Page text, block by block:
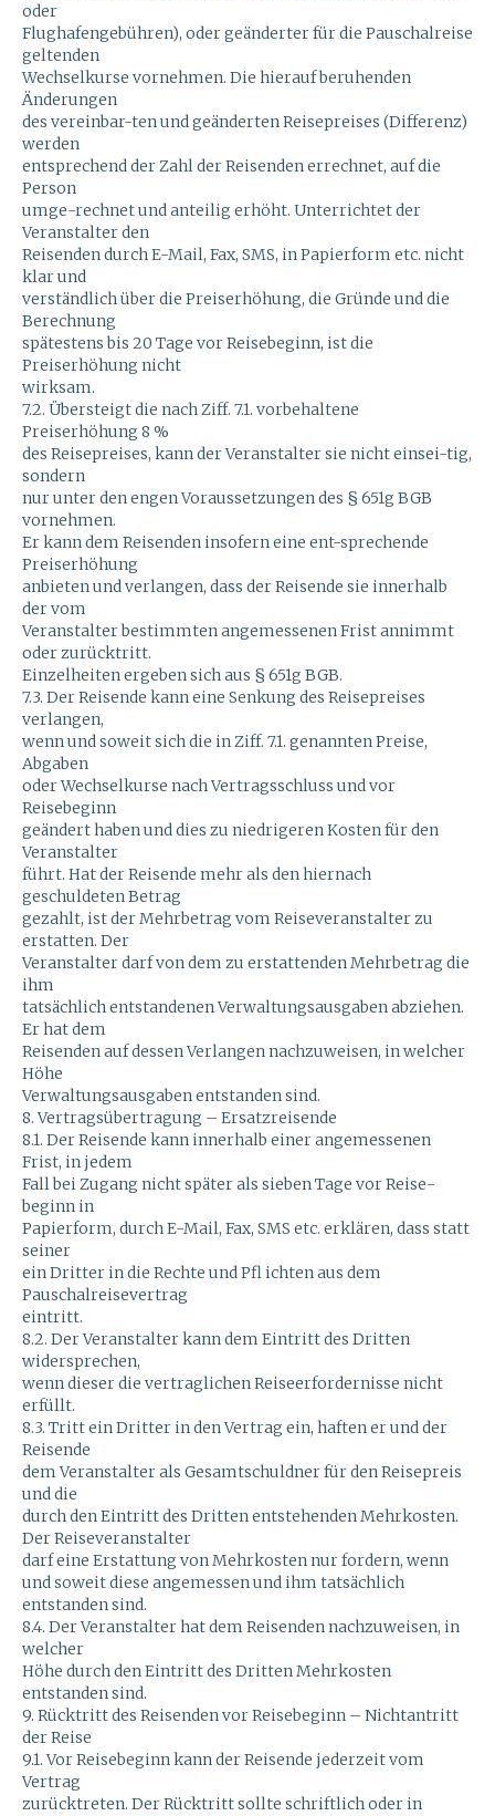
oder
Flughafengebühren), oder geänderter für die Pauschalreise
geltenden
Wechselkurse vornehmen. Die hierauf beruhenden
Änderungen
des vereinbar-ten und geänderten Reisepreises (Differenz)
werden
entsprechend der Zahl der Reisenden errechnet, auf die
Person
umge-rechnet und anteilig erhöht. Unterrichtet der
Veranstalter den
Reisenden durch E-Mail, Fax, SMS, in Papierform etc. nicht
klar und
verständlich über die Preiserhöhung, die Gründe und die
Berechnung
spätestens bis 20 Tage vor Reisebeginn, ist die
Preiserhöhung nicht
wirksam.
7.2. Übersteigt die nach Ziff. 7.1. vorbehaltene
Preiserhöhung 8 %
des Reisepreises, kann der Veranstalter sie nicht einsei-tig,
sondern
nur unter den engen Voraussetzungen des § 651g BGB
vornehmen.
Er kann dem Reisenden insofern eine ent-sprechende
Preiserhöhung
anbieten und verlangen, dass der Reisende sie innerhalb
der vom
Veranstalter bestimmten angemessenen Frist annimmt
oder zurücktritt.
Einzelheiten ergeben sich aus § 651g BGB.
7.3. Der Reisende kann eine Senkung des Reisepreises
verlangen,
wenn und soweit sich die in Ziff. 7.1. genannten Preise,
Abgaben
oder Wechselkurse nach Vertragsschluss und vor
Reisebeginn
geändert haben und dies zu niedrigeren Kosten für den
Veranstalter
führt. Hat der Reisende mehr als den hiernach
geschuldeten Betrag
gezahlt, ist der Mehrbetrag vom Reiseveranstalter zu
erstatten. Der
Veranstalter darf von dem zu erstattenden Mehrbetrag die
ihm
tatsächlich entstandenen Verwaltungsausgaben abziehen.
Er hat dem
Reisenden auf dessen Verlangen nachzuweisen, in welcher
Höhe
Verwaltungsausgaben entstanden sind.
8. Vertragsübertragung – Ersatzreisende
8.1. Der Reisende kann innerhalb einer angemessenen
Frist, in jedem
Fall bei Zugang nicht später als sieben Tage vor Reise-
beginn in
Papierform, durch E-Mail, Fax, SMS etc. erklären, dass statt
seiner
ein Dritter in die Rechte und Pfl ichten aus dem
Pauschalreisevertrag
eintritt.
8.2. Der Veranstalter kann dem Eintritt des Dritten
widersprechen,
wenn dieser die vertraglichen Reiseerfordernisse nicht
erfüllt.
8.3. Tritt ein Dritter in den Vertrag ein, haften er und der
Reisende
dem Veranstalter als Gesamtschuldner für den Reisepreis
und die
durch den Eintritt des Dritten entstehenden Mehrkosten.
Der Reiseveranstalter
darf eine Erstattung von Mehrkosten nur fordern, wenn
und soweit diese angemessen und ihm tatsächlich
entstanden sind.
8.4. Der Veranstalter hat dem Reisenden nachzuweisen, in
welcher
Höhe durch den Eintritt des Dritten Mehrkosten
entstanden sind.
9. Rücktritt des Reisenden vor Reisebeginn – Nichtantritt
der Reise
9.1. Vor Reisebeginn kann der Reisende jederzeit vom
Vertrag
zurücktreten. Der Rücktritt sollte schriftlich oder in